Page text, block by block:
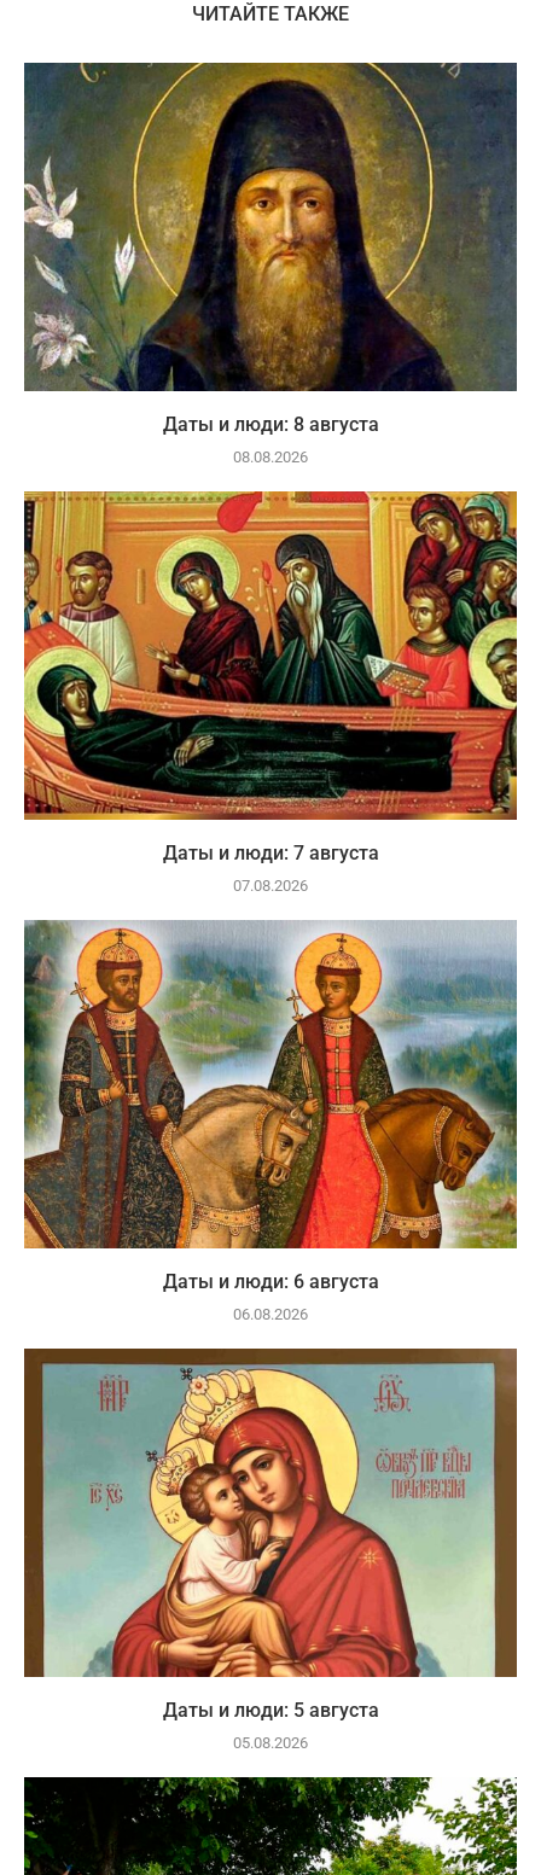
ЧИТАЙТЕ ТАКЖЕ
Даты и люди: 8 августа
08.08.2026
Даты и люди: 7 августа
07.08.2026
Даты и люди: 6 августа
06.08.2026
Даты и люди: 5 августа
05.08.2026